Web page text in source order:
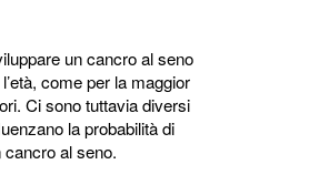
un cancro al seno
come per la maggior
Ci sono tuttavia diversi
la probabilità di
al seno.